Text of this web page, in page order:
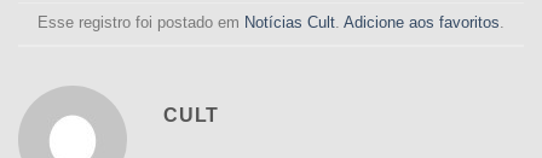
Esse registro foi postado em Notícias Cult. Adicione aos favoritos.
CULT